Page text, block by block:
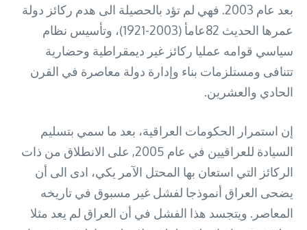
بعد عام 2003. فهي لم تؤد بالحصيلة الى هدم ركائز دولة
عمرها الحديث 82عامأ (2003-1921)، وتأسيس نظام
سياسي قوامه عمليا ركائز غير ديمقراطية وحضارية
تتنافى ومستلزمات بناء وإدارة دولة معاصرة في القرن
الحادي والعشرين.
إن استمرار الحكومات العراقية، بعد ما سمي بتسليم
السيادة للعراقيين في عام 2005, على الانطلاق من ذات
الركائز التي استعان بها المحتل الآمر يكي، ادى الى أن
يضحى العراق أنموذجا لفشل غير مسبوق في تاريخه
المعاصر. ويتجسد هذا الفشل في أن العراق لم يعد مثلا